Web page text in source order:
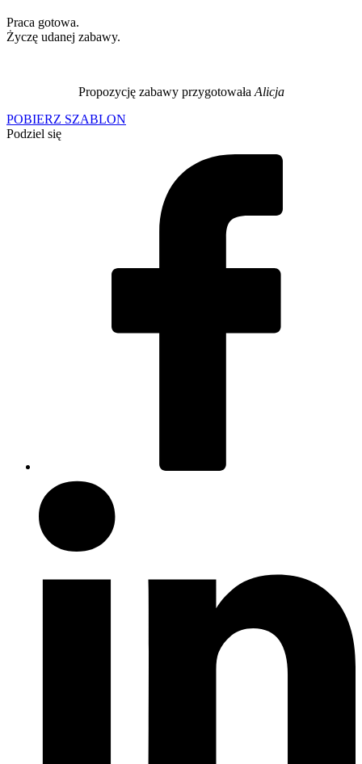
Praca gotowa.
Życzę udanej zabawy.
Propozycję zabawy przygotowała Alicja
POBIERZ SZABLON
Podziel się